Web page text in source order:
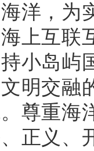
洋，为
上互联
小岛屿
明交融
尊重海
正义、